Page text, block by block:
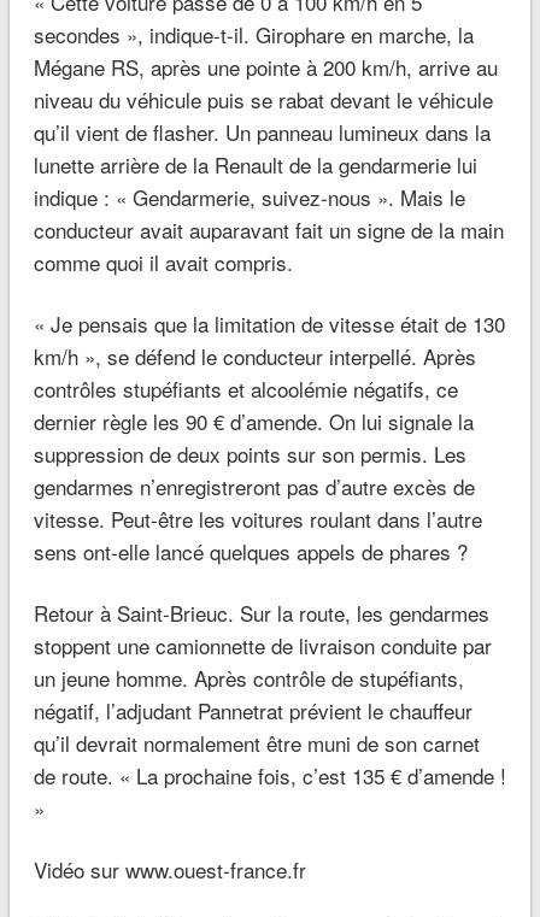
secondes », indique-t-il. Girophare en marche, la
Mégane RS, après une pointe à 200 km/h, arrive au
niveau du véhicule puis se rabat devant le véhicule
qu’il vient de flasher. Un panneau lumineux dans la
lunette arrière de la Renault de la gendarmerie lui
indique : « Gendarmerie, suivez-nous ». Mais le
conducteur avait auparavant fait un signe de la main
comme quoi il avait compris.
« Je pensais que la limitation de vitesse était de 130
km/h », se défend le conducteur interpellé. Après
contrôles stupéfiants et alcoolémie négatifs, ce
dernier règle les 90 € d’amende. On lui signale la
suppression de deux points sur son permis. Les
gendarmes n’enregistreront pas d’autre excès de
vitesse. Peut-être les voitures roulant dans l’autre
sens ont-elle lancé quelques appels de phares ?
Retour à Saint-Brieuc. Sur la route, les gendarmes
stoppent une camionnette de livraison conduite par
un jeune homme. Après contrôle de stupéfiants,
négatif, l’adjudant Pannetrat prévient le chauffeur
qu’il devrait normalement être muni de son carnet
de route. « La prochaine fois, c’est 135 € d’amende !
»
Vidéo sur www.ouest-france.fr